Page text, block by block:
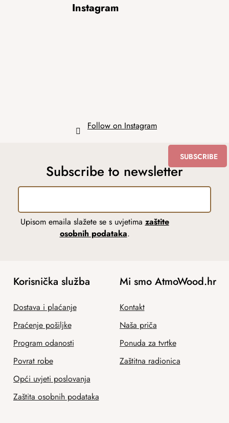
Instagram
Follow on Instagram
Subscribe to newsletter
Upisom emaila slažete se s uvjetima zaštite
osobnih podataka.
SUBSCRIBE
Korisnička služba
Dostava i plaćanje
Praćenje pošiljke
Program odanosti
Povrat robe
Opći uvjeti poslovanja
Zaštita osobnih podataka
Mi smo AtmoWood.hr
Kontakt
Naša priča
Ponuda za tvrtke
Zaštitna radionica